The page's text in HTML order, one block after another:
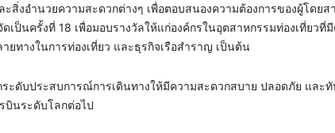
งอำนวยความสะดวกต่างๆ เพื่อตอบสนองความต้องการของผู้โดยส
เป็นครั้งที่ 18 เพื่อมอบรางวัลให้แก่องค์กรในอุตสาหกรรมท่องเที่ยว
ยทางในการท่องเที่ยว และธุรกิจเรือสำราญ เป็นต้น
ดับประสบการณ์การเดินทางให้มีความสะดวกสบาย ปลอดภัย และทั
บินระดับโลกต่อไป